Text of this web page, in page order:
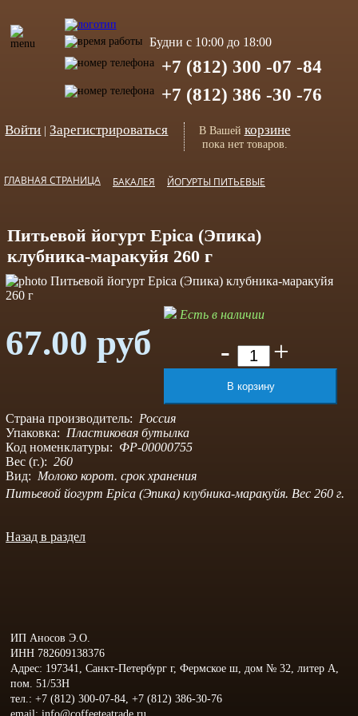
Будни с 10:00 до 18:00
+7 (812) 300 -07 -84
+7 (812) 386 -30 -76
Войти |Зарегистрироваться В Вашей корзине
пока нет товаров.
ГЛАВНАЯ СТРАНИЦА БАКАЛЕЯ ЙОГУРТЫ ПИТЬЕВЫЕ
Питьевой йогурт Epica (Эпика)
клубника-маракуйя 260 г
67.00 руб
Есть в наличии
- +
Страна производитель: Россия
Упаковка: Пластиковая бутылка
Код номенклатуры: ФР-00000755
Вес (г.): 260
Вид: Молоко корот. срок хранения
Питьевой йогурт Epica (Эпика) клубника-маракуйя. Вес 260 г.
Назад в раздел
ИП Аносов Э.О.
ИНН 782609138376
Адрес: 197341, Санкт-Петербург г, Фермское ш, дом № 32, литер А,
пом. 51/53Н
тел.: +7 (812) 300-07-84, +7 (812) 386-30-76